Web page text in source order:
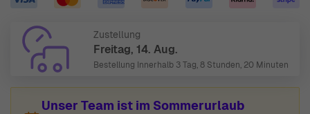
Zustellung
Freitag, 14. Aug.
Bestellung Innerhalb 3 Tag, 8 Stunden, 20 Minuten
Unser Team ist im Sommerurlaub